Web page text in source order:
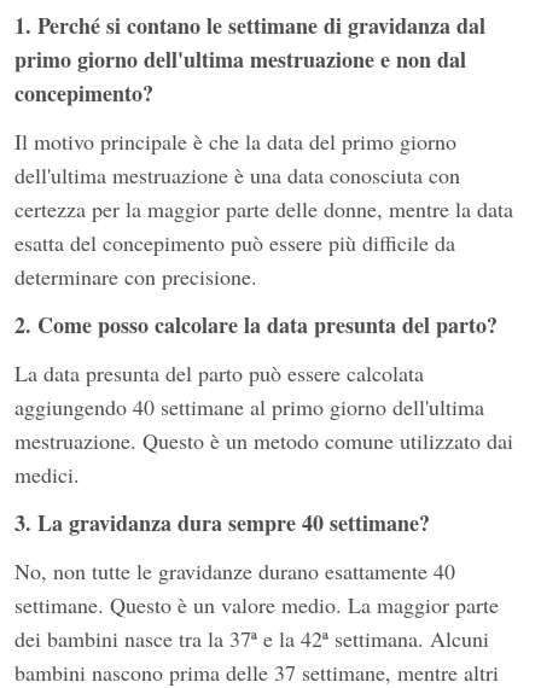
1. Perché si contano le settimane di gravidanza dal
primo giorno dell'ultima mestruazione e non dal
concepimento?
Il motivo principale è che la data del primo giorno
dell'ultima mestruazione è una data conosciuta con
certezza per la maggior parte delle donne, mentre la data
esatta del concepimento può essere più difficile da
determinare con precisione.
2. Come posso calcolare la data presunta del parto?
La data presunta del parto può essere calcolata
aggiungendo 40 settimane al primo giorno dell'ultima
mestruazione. Questo è un metodo comune utilizzato dai
medici.
3. La gravidanza dura sempre 40 settimane?
No, non tutte le gravidanze durano esattamente 40
settimane. Questo è un valore medio. La maggior parte
dei bambini nasce tra la 37ª e la 42ª settimana. Alcuni
bambini nascono prima delle 37 settimane, mentre altri